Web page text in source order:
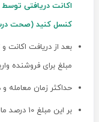
اکانت دریافتی توسط
کنسل کنید (صحت
بعد از دریافت اکانت
مبلغ برای فروشنده
حداکثر زمان معامله و
بر این مبلغ 10 درصد مالیات بر ارزش افزوده، اضافه میشود